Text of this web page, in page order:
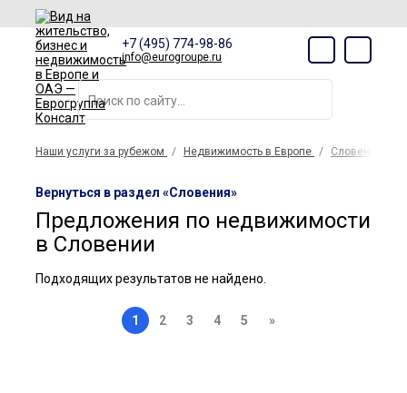
+7 (495) 774-98-86
info@eurogroupe.ru
Наши услуги за рубежом Недвижимость в Европе Словения
Вернуться в раздел «Словения»
Предложения по недвижимости
в Словении
Подходящих результатов не найдено.
1 2 3 4 5 »